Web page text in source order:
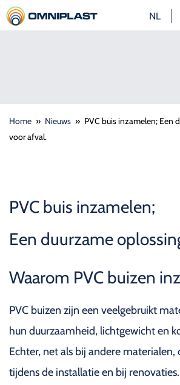
NL
Home » Nieuws » PVC buis inzamelen; Een
voor afval.
PVC buis inzamelen;
Een duurzame
Waarom PVC buizen
PVC buizen zijn een veelgebruikt
hun duurzaamheid, lichtgewicht en
Echter, net als bij andere
tijdens de installatie en bij